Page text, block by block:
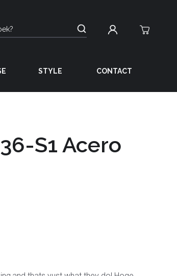
STYLE CONTACT
S1 Acero